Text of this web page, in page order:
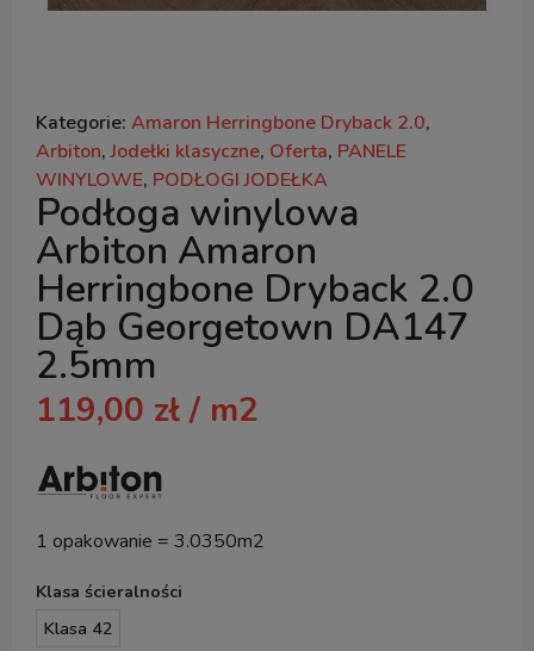
Kategorie: Amaron Herringbone Dryback 2.0,
Arbiton,Jodełki klasyczne, Oferta, PANELE
WINYLOWE, PODŁOGI JODEŁKA
Podłoga winylowa
Arbiton Amaron
Herringbone Dryback 2.0
Dąb Georgetown DA147
2.5mm
119,00 zł / m2
1 opakowanie = 3.0350m2
Klasa ścieralności
Klasa 42